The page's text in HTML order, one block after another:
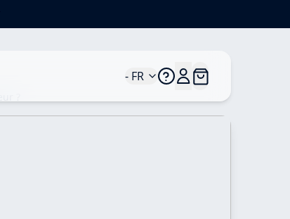
- FR